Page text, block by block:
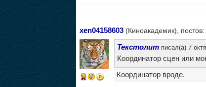
xen04158603(Киноакадемик),
15
Текстолитписал(а) 7
Координатор сцен или
Координатор вроде.